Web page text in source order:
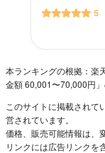
5
本ランキングの根拠：楽
金額 60,001〜70,000円
このサイトに掲載されて
営されています。
価格、販売可能情報は、
リンクには広告リンクを